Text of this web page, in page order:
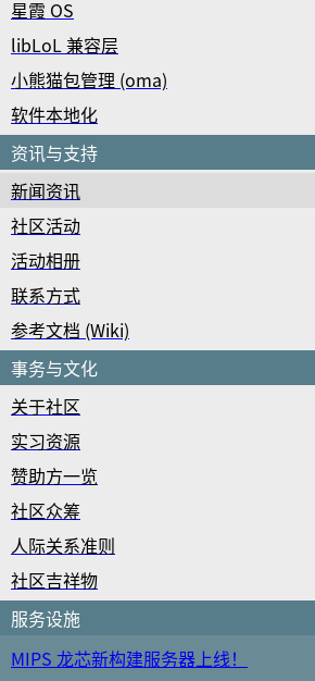
星霞 OS
libLoL 兼容层
小熊猫包管理 (oma)
软件本地化
资讯与支持
新闻资讯
社区活动
活动相册
联系方式
参考文档 (Wiki)
事务与文化
关于社区
实习资源
赞助方一览
社区众筹
人际关系准则
社区吉祥物
服务设施
MIPS 龙芯新构建服务器上线！